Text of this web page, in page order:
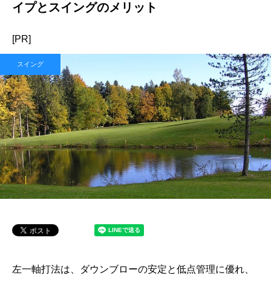
イプとスイングのメリット
[PR]
スイング
左一軸打法は、ダウンブローの安定と低点管理に優れ、